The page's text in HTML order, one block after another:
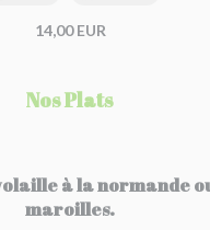
14,00 EUR
Nos Plats
à la normande
maroilles.